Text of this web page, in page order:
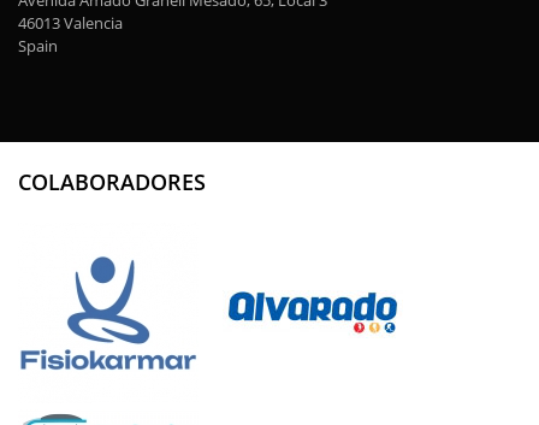
46013 Valencia
Spain
COLABORADORES